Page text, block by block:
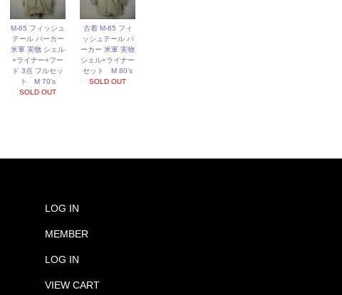
M-65 フィッシュ
テール パーカー
米軍 実物 シェル
+ライナー+フー
ド 3点 フルセッ
ト M 70’s
SOLD OUT
古着 M-65 フィ
ッシュテール パ
ーカー 米軍 実物
シェル+ライナー
セット M 80’s
SOLD OUT
LOG IN
MEMBER
LOG IN
VIEW CART